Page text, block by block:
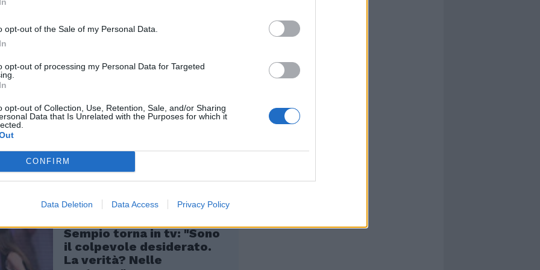
opt-out of the Sale of my Personal Data.
opt-out of processing my Personal Data for Targeted
opt-out of Collection, Use, Retention, Sale, and/or Sharing
Data that Is Unrelated with the Purposes for which it
CONFIRM
Data Deletion Data Access Privacy Policy
telefonata intercettata con il figlio.
ha fatto qualche studio
perché parla di 'fuoco incrociato',
parti..." - commenta De Rensis - È
parlato con qualcuno perché non
sia laureato in giurisprudenza".
non crede alle affermazioni di
sembra essere il suo sospetto, nella
del possibile testimone
torna.
Sempio torna in tv: "Sono
il colpevole desiderato.
La verità? Nelle